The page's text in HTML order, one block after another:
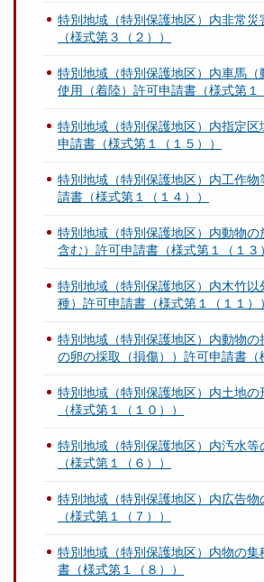
特別地域（特別保護地区）内非常災
（様式第３（２））
特別地域（特別保護地区）内車馬
使用（着陸）許可申請書（様式第１
特別地域（特別保護地区）内指定
申請書（様式第１（１５））
特別地域（特別保護地区）内工作物
請書（様式第１（１４））
特別地域（特別保護地区）内動物の
含む）許可申請書（様式第１（１３
特別地域（特別保護地区）内木竹
種）許可申請書（様式第１（１１））
特別地域（特別保護地区）内動物の
の卵の採取（損傷））許可申請書（
特別地域（特別保護地区）内土地
（様式第１（１０））
特別地域（特別保護地区）内汚水等
（様式第１（６））
特別地域（特別保護地区）内広告
（様式第１（７））
特別地域（特別保護地区）内物の
書（様式第１（８））